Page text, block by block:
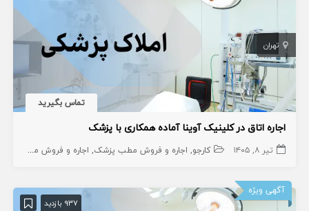
تهران
تماس بگیرید
اجاره اتاق در کلینیک آوینا آماده همکاری با پزشک
تیر ۸, ۱۴۰۵ کارجو اجاره و فروش مطب پزشک اجاره و فروش مطب دندانپزشک
آگهی ویژه
937 بازدید